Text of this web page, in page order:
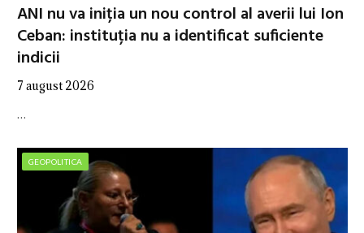
ANI nu va iniția un nou control al averii lui Ion
Ceban: instituția nu a identificat suficiente
indicii
7 august 2026
…
GEOPOLITICA